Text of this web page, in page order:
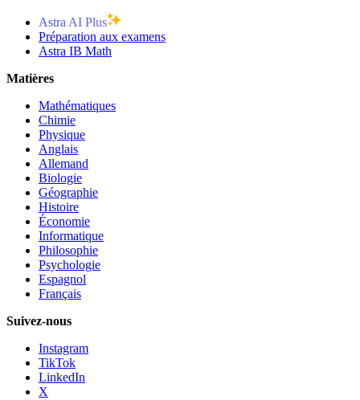
Astra AI Plus
Préparation aux examens
Astra IB Math
Matières
Mathématiques
Chimie
Physique
Anglais
Allemand
Biologie
Géographie
Histoire
Économie
Informatique
Philosophie
Psychologie
Espagnol
Français
Suivez-nous
Instagram
TikTok
LinkedIn
X